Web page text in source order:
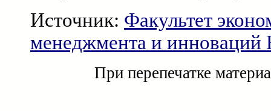
Источник: Факультет
менеджмента и
При перепечатке